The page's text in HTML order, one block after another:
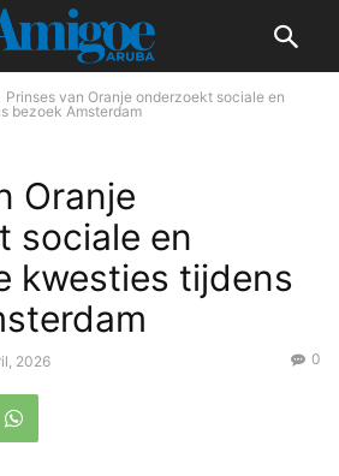
Prinses van Oranje onderzoekt sociale en
bezoek Amsterdam
Oranje
sociale en
kwesties tijdens
2026 0